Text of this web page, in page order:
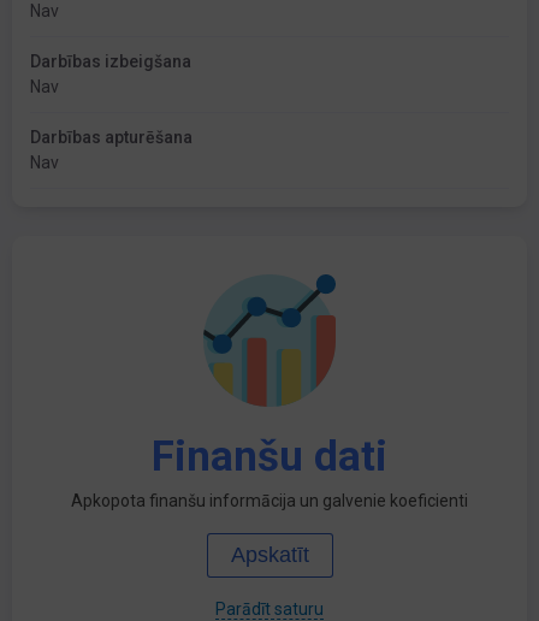
Nav
Darbības izbeigšana
Nav
Darbības apturēšana
Nav
Finanšu dati
Apkopota finanšu informācija un galvenie koeficienti
Apskatīt
Parādīt saturu